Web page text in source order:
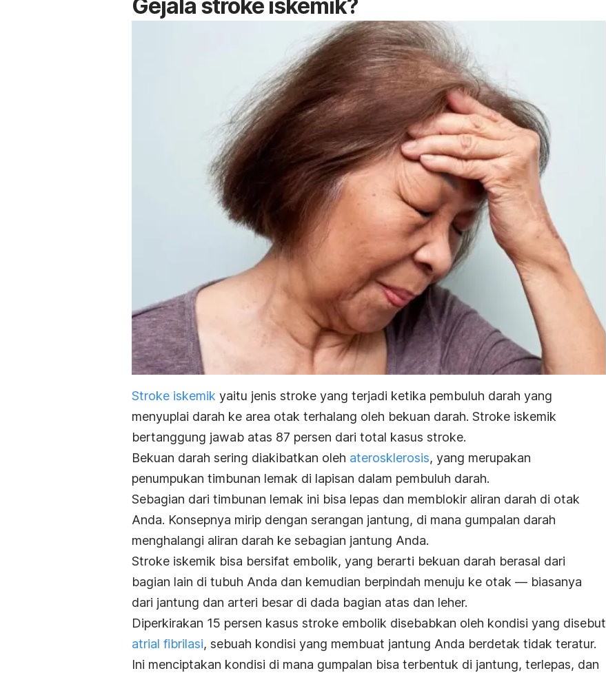
Gejala stroke iskemik?
Stroke iskemik yaitu jenis stroke yang terjadi ketika pembuluh darah yang
menyuplai darah ke area otak terhalang oleh bekuan darah. Stroke iskemik
bertanggung jawab atas 87 persen dari total kasus stroke.
Bekuan darah sering diakibatkan oleh aterosklerosis, yang merupakan
penumpukan timbunan lemak di lapisan dalam pembuluh darah.
Sebagian dari timbunan lemak ini bisa lepas dan memblokir aliran darah di otak
Anda. Konsepnya mirip dengan serangan jantung, di mana gumpalan darah
menghalangi aliran darah ke sebagian jantung Anda.
Stroke iskemik bisa bersifat embolik, yang berarti bekuan darah berasal dari
bagian lain di tubuh Anda dan kemudian berpindah menuju ke otak — biasanya
dari jantung dan arteri besar di dada bagian atas dan leher.
Diperkirakan 15 persen kasus stroke embolik disebabkan oleh kondisi yang disebut
atrial fibrilasi, sebuah kondisi yang membuat jantung Anda berdetak tidak teratur.
Ini menciptakan kondisi di mana gumpalan bisa terbentuk di jantung, terlepas, dan